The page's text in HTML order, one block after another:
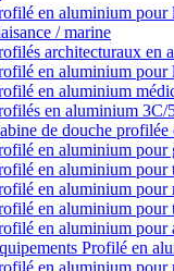
en aluminium pour
/ marine
architecturaux en
en aluminium pour
en aluminium
en aluminium 3C/
de douche
en aluminium pour
en aluminium pour
en aluminium pour
en aluminium pour
en aluminium pour
Profilé en
en aluminium pour